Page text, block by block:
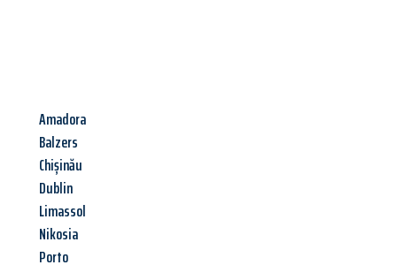
Amadora
Balzers
Chișinău
Dublin
Limassol
Nikosia
Porto